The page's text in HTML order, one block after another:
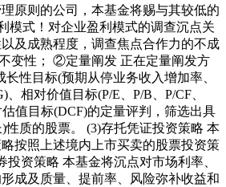
原则的公司，本基金将赐与其较低的
模式！对企业盈利模式的调查沉点关
及成熟程度，调查焦点合作力的不成
变性； ②定量阐发 正在定量阐发方
性目标(预期从停业务收入增加率、
相对价值目标(P/E、P/B、P/CF、
值目标(DCF)的定量评判，筛选出具
性质的股票。 (3)存托凭证投资策略 本
按照上述境内上市买卖的股票投资策
投资策略 本基金将沉点对市场利率、
成及质量、提前率、风险弥补收益和